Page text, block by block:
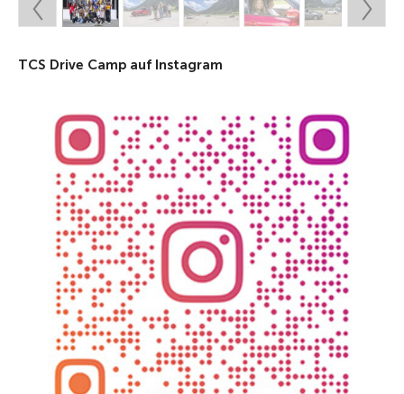
TCS Drive Camp auf Instagram